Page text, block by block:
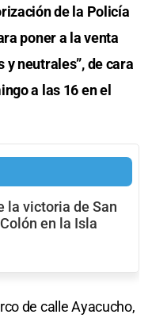
de la Policía
poner a la venta
y neutrales”, de cara
a las 16 en el
la victoria de San
en la Isla
de calle Ayacucho,